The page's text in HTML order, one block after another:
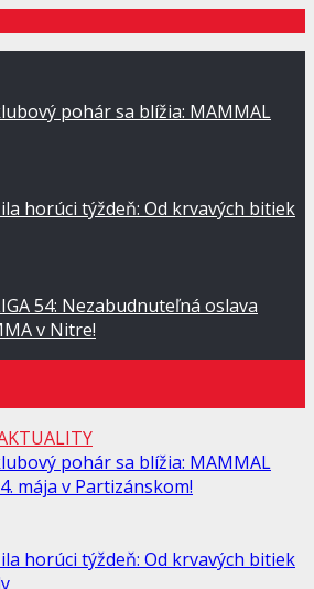
pohár sa blížia: MAMMAL
horúci týždeň: Od krvavých bitiek
54: Nezabudnuteľná oslava
v Nitre!
pohár sa blížia: MAMMAL
mája v Partizánskom!
horúci týždeň: Od krvavých bitiek